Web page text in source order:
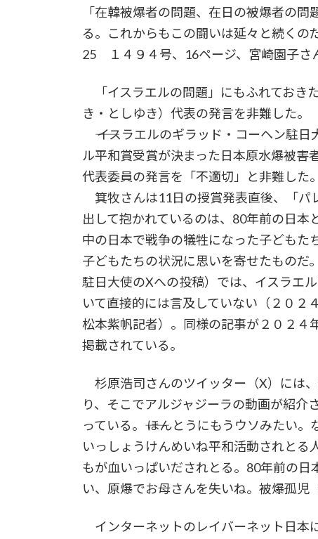
「在韓被爆者の問題、在日の被爆者の
る。これからもこの闘いは延々と続くの
25 １４９４号、16ページ、宮崎園子さ
「イスラエルの問題」にもふれておき
き・としゆき）代表の発言を非難した。
―― イスラエルのギラッド・コーヘン駐
ル平和賞受賞が決まった日本原水爆被害
代表委員の発言を「不適切」と非難した。
箕牧さんは11日の授賞発表直後、「パ
出して抱かれているのは、80年前の日
中の日本で戦争の犠牲になった子どもた
子どもたちの状況に思いを寄せたもの
駐日大使のXへの投稿）では、イスラエ
いて直接的には言及していない（２０２
松本紫帆記者）。同様の記事が２０２４
掲載されている。
杉原浩司さんのツイッター（X）には
り、そこでアルジャジーラの動画が紹介
っている。―― ほんとうにもうウソみたい
いっしょうけんめいね平和活動されと
もが血いっぱいだされとる。80年前の
い、原爆でお母さんを失いね。被爆孤児
インターネットのレイバーネット日本